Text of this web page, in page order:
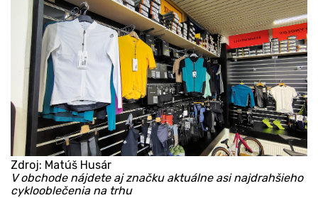
Zdroj: Matúš Husár
V obchode nájdete aj značku aktuálne asi najdrahšieho
cyklooblečenia na trhu